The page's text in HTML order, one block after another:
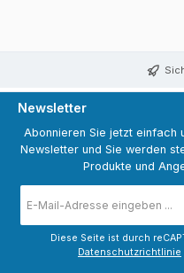
Newsletter
Abonnieren Sie jetzt einfach
Newsletter und Sie werden
Produkte und
Mail-
Adresse
Diese Seite ist durch
Datenschutzrichtlinie